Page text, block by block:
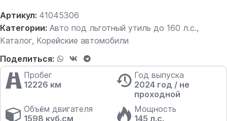
Артикул: 41045306
Категории: Авто под льготный утиль до 160 л.с.,
Каталог, Корейские автомобили
Поделиться:
Пробег
12226 км
Год выпуска
2024 год / не
проходной
Объём двигателя
1598 куб.см
Мощность
145 л.с.